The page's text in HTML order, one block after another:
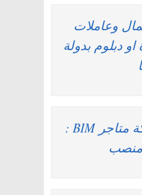
وعاملات
دبلوم بدولة
بـ 4000 درهم .. شركة متاجر BIM :